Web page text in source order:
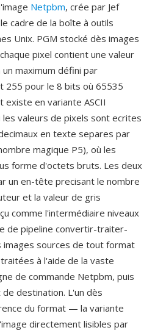
Netpbm, crée par Jef
cadre de la boîte à outils
Unix. PGM stocké dès images
pixel contient une valeur
maximum défini par
255 pour le 8 bits où 65535
en variante ASCII
valeurs de pixels sont ecrites
en texte separes par
magique P5), où les
forme d'octets bruts. Les deux
un en-tête precisant le nombre
et la valeur de gris
comme l'intermédiaire niveaux
de pipeline convertir-traiter-
sources de tout format
à l'aide de la vaste
de commande Netpbm, puis
destination. L'un dès
du format — la variante
directement lisibles par